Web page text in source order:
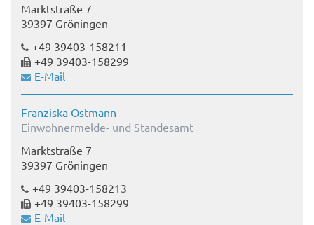
Marktstraße 7
39397 Gröningen
+49 39403-158211
+49 39403-158299
E-Mail
Franziska Ostmann
Einwohnermelde- und Standesamt
Marktstraße 7
39397 Gröningen
+49 39403-158213
+49 39403-158299
E-Mail